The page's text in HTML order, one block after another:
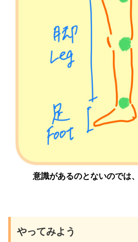
意識があるのとないのでは
やってみよう